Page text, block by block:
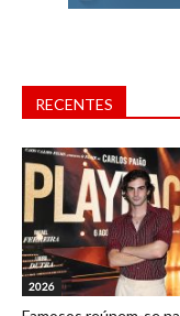
RECENTES
2026